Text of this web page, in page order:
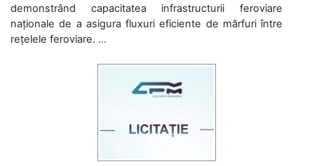
demonstrând capacitatea infrastructurii feroviare
naționale de a asigura fluxuri eficiente de mărfuri între
rețelele feroviare. ...